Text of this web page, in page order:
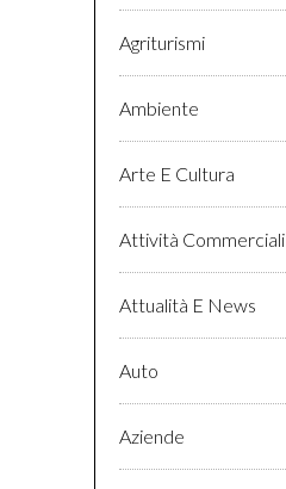
Agriturismi
Ambiente
Arte E Cultura
Attività Commerciali
Attualità E News
Auto
Aziende